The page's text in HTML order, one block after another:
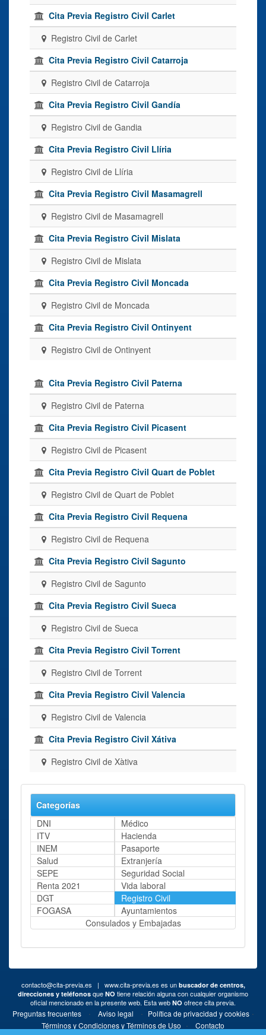
Cita Previa Registro Civil Carlet
Registro Civil de Carlet
Cita Previa Registro Civil Catarroja
Registro Civil de Catarroja
Cita Previa Registro Civil Gandía
Registro Civil de Gandia
Cita Previa Registro Civil Llíria
Registro Civil de Llíria
Cita Previa Registro Civil Masamagrell
Registro Civil de Masamagrell
Cita Previa Registro Civil Mislata
Registro Civil de Mislata
Cita Previa Registro Civil Moncada
Registro Civil de Moncada
Cita Previa Registro Civil Ontinyent
Registro Civil de Ontinyent
Cita Previa Registro Civil Paterna
Registro Civil de Paterna
Cita Previa Registro Civil Picasent
Registro Civil de Picasent
Cita Previa Registro Civil Quart de Poblet
Registro Civil de Quart de Poblet
Cita Previa Registro Civil Requena
Registro Civil de Requena
Cita Previa Registro Civil Sagunto
Registro Civil de Sagunto
Cita Previa Registro Civil Sueca
Registro Civil de Sueca
Cita Previa Registro Civil Torrent
Registro Civil de Torrent
Cita Previa Registro Civil Valencia
Registro Civil de Valencia
Cita Previa Registro Civil Xátiva
Registro Civil de Xàtiva
Categorías
DNI
Médico
ITV
Hacienda
INEM
Pasaporte
Salud
Extranjería
SEPE
Seguridad Social
Renta 2021
Vida laboral
DGT
Registro Civil
FOGASA
Ayuntamientos
Consulados y Embajadas
contacto@cita-previa.es | www.cita-previa.es es un buscador de centros,
direcciones y teléfonos que NO tiene relación alguna con cualquier organismo
oficial mencionado en la presente web. Esta web NO ofrece cita previa.
Preguntas frecuentes· Aviso legal · Política de privacidad y cookies·
Términos y Condiciones y Términos de Uso · Contacto